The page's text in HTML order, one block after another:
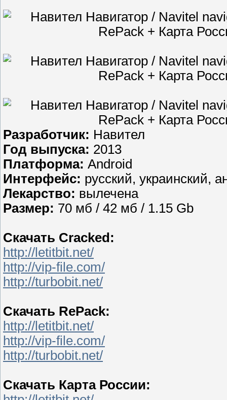
Разработчик: Навител
Год выпуска: 2013
Платформа: Android
Интерфейс: русский, украинский,
Лекарство: вылечена
Размер: 70 мб / 42 мб / 1.15 Gb
Скачать Cracked:
http://letitbit.net/
http://vip-file.com/
http://turbobit.net/
Скачать RePack:
http://letitbit.net/
http://vip-file.com/
http://turbobit.net/
Скачать Карта России: